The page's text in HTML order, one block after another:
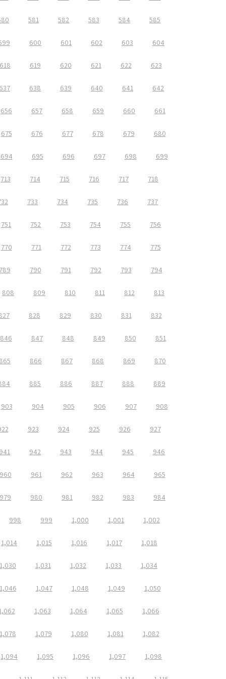
581 582 583 584 585
600 601 602 603 604
619 620 621 622 623
638 639 640 641 642
656 657 658 659 660 661
675 676 677 678 679 680
694 695 696 697 698 699
713 714 715 716 717 718
733 734 735 736 737
751 752 753 754 755 756
770 771 772 773 774 775
790 791 792 793 794
808 809 810 811 812 813
828 829 830 831 832
846 847 848 849 850 851
866 867 868 869 870
885 886 887 888 889
903 904 905 906 907 908
923 924 925 926 927
942 943 944 945 946
961 962 963 964 965
979 980 981 982 983 984
998 999 1,000 1,001 1,002
1,014 1,015 1,016 1,017 1,018
1,030 1,031 1,032 1,033 1,034
1,047 1,048 1,049 1,050
1,063 1,064 1,065 1,066
1,079 1,080 1,081 1,082
1,094 1,095 1,096 1,097 1,098